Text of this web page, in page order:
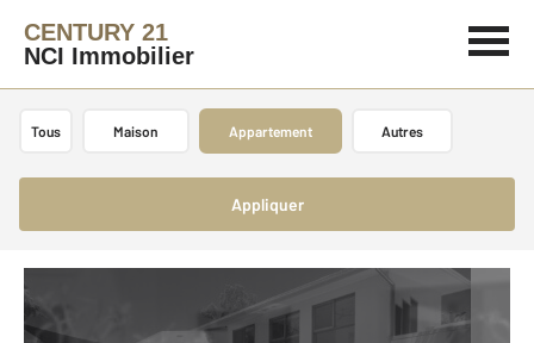
CENTURY 21
NCI Immobilier
Tous Maison Appartement Autres
Appliquer